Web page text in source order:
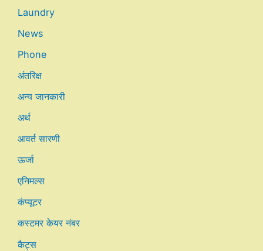
Laundry
News
Phone
अंतरिक्ष
अन्य जानकारी
अर्थ
आवर्त सारणी
ऊर्जा
एनिमल्स
कंप्यूटर
कस्टमर केयर नंबर
कैट्स